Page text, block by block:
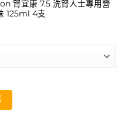
腎宜康 7.5 洗腎人士專用營
125ml 4支